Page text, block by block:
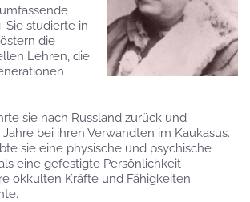
Sie studierte in
die
Lehren, die
sie nach Russland zurück und
bei ihren Verwandten im Kaukasus.
sie eine physische und psychische
eine gefestigte Persönlichkeit
okkulten Kräfte und Fähigkeiten